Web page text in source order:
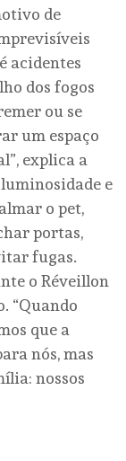
de
acidentes
dos fogos
ou se
um espaço
explica a
e
o pet,
portas,
fugas.
o Réveillon
“Quando
que a
nós, mas
nossos